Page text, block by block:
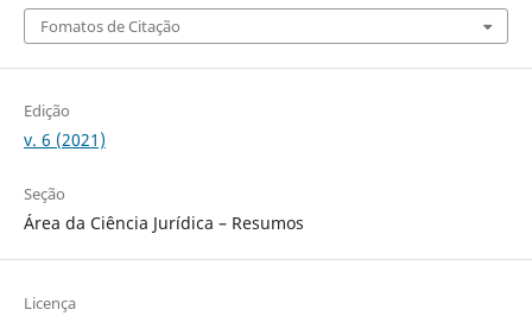
Fomatos de Citação
Edição
v. 6 (2021)
Seção
Área da Ciência Jurídica – Resumos
Licença